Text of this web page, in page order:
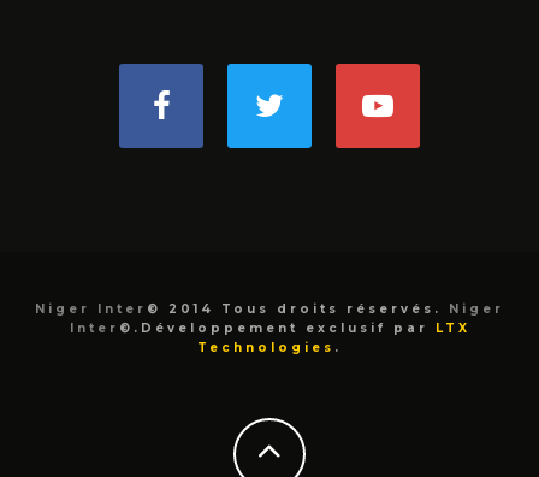
Niger Inter © 2014 Tous droits réservés.
Niger
Inter ©.Développement exclusif par
LTX
Technologies .